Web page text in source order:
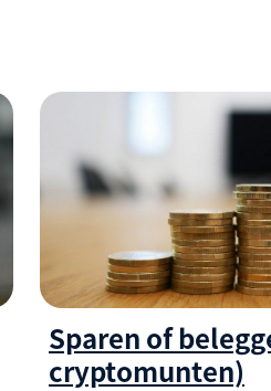
Sparen of
cryptomunten)